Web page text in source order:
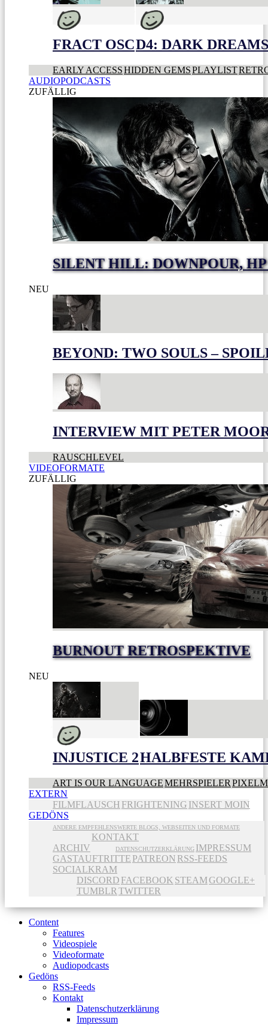
FRACT OSCD4: DARK
EARLY ACCESSHIDDEN GEMSPLAYLIST
AUDIOPODCASTS
ZUFÄLLIG
SILENT HILL: DOWNPOUR,
NEU
BEYOND: TWO SOULS –
INTERVIEW MIT PETER
RAUSCHLEVEL
VIDEOFORMATE
ZUFÄLLIG
BURNOUT RETROSPEKTIVE
NEU
INJUSTICE 2HALBFESTE
ART IS OUR LANGUAGEMEHRSPIELER
EXTERN
FILMFLAUSCH FRIGHTENING INSERT MOIN
GEDÖNS
ANDERE EMPFEHLENSWERTE BLOGS, WEBSEITEN UND FORMATE
ARCHIV
KONTAKT
DATENSCHUTZERKLÄRUNG IMPRESSUM
GASTAUFTRITTE PATREON RSS-FEEDS
SOCIALKRAM
DISCORD FACEBOOK STEAMGOOGLE+
TUMBLR TWITTER
Content
Features
Videospiele
Videoformate
Audiopodcasts
Gedöns
RSS-Feeds
Kontakt
Datenschutzerklärung
Impressum